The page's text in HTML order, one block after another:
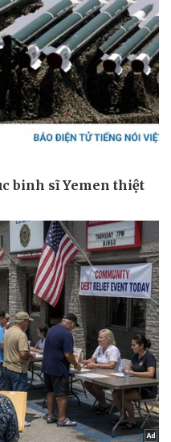
Công nghệ
Sành điệu
Tin Công nghệ
Trải nghiệm
Chuyển đổi số